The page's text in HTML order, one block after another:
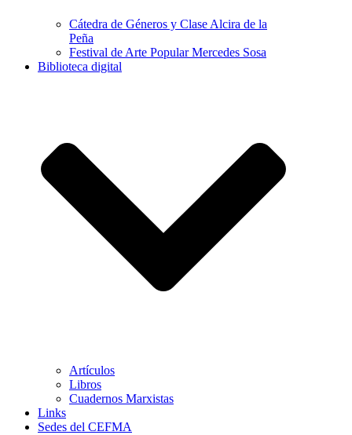
Cátedra de Géneros y Clase Alcira de la
Peña
Festival de Arte Popular Mercedes Sosa
Biblioteca digital
Artículos
Libros
Cuadernos Marxistas
Links
Sedes del CEFMA